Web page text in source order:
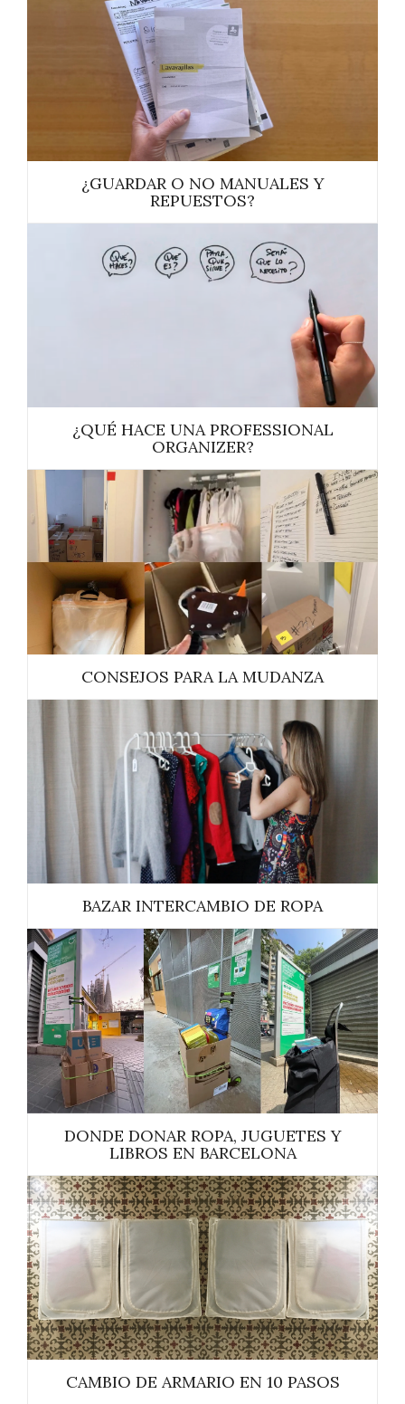
¿GUARDAR O NO MANUALES Y
REPUESTOS?
¿QUÉ HACE UNA PROFESSIONAL
ORGANIZER?
CONSEJOS PARA LA MUDANZA
BAZAR INTERCAMBIO DE ROPA
DONDE DONAR ROPA, JUGUETES Y
LIBROS EN BARCELONA
CAMBIO DE ARMARIO EN 10 PASOS